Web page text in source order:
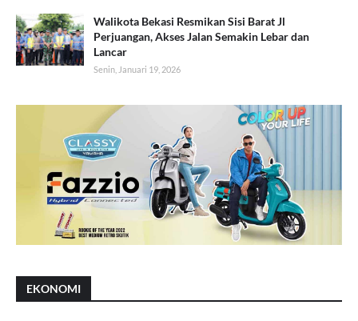
Walikota Bekasi Resmikan Sisi Barat Jl
Perjuangan, Akses Jalan Semakin Lebar dan
Lancar
Senin, Januari 19, 2026
EKONOMI